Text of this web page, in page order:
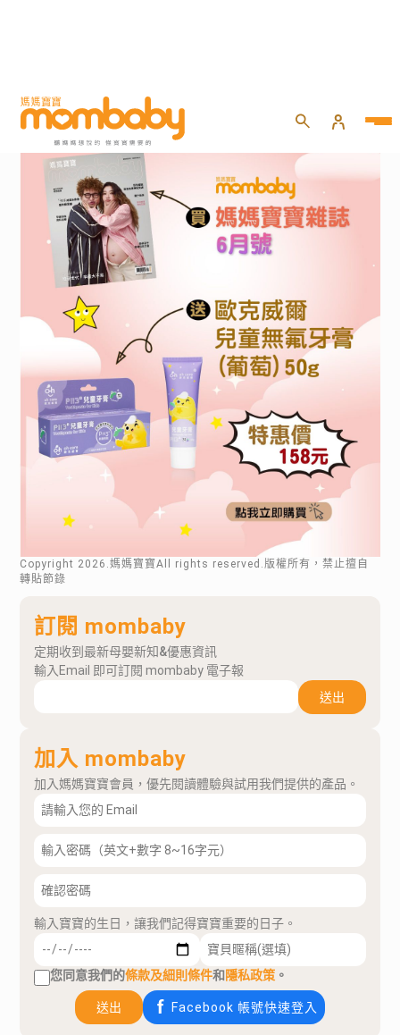
Copyright 2026 .媽媽寶寶All rights reserved.版權所有，禁止擅自
轉貼節錄
訂閱 mombaby
定期收到最新母嬰新知&優惠資訊
輸入Email 即可訂閱 mombaby 電子報
送出
加入 mombaby
加入媽媽寶寶會員，優先閱讀體驗與試用我們提供的產品。
輸入寶寶的生日，讓我們記得寶寶重要的日子。
您同意我們的條款及細則條件和隱私政策 。
送出 Facebook 帳號快速登入